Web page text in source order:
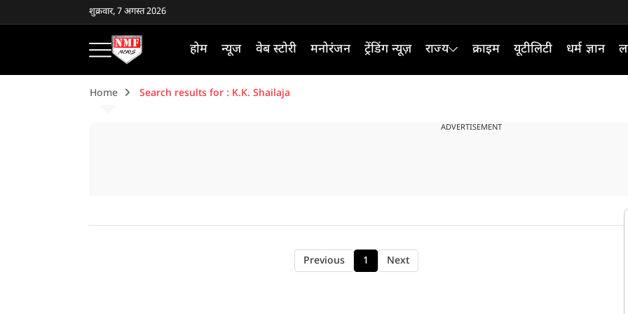
शुक्रवार, 7 अगस्त 2026
होम न्यूज वेब स्टोरी मनोरंजन ट्रेंडिंग न्यूज़ राज्य क्राइम यूटीलिटी धर्म ज्ञान
Home Search results for : K.K. Shailaja
ADVERTISEMENT
Previous 1 Next